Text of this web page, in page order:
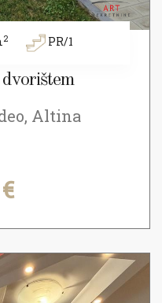
2 PR/1
Altina